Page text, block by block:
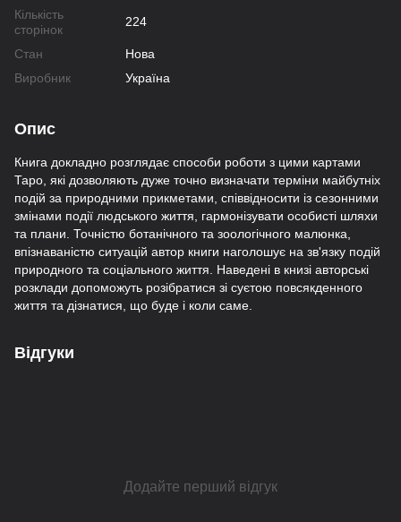
Кількість
сторінок
224
Стан
Нова
Виробник
Україна
Опис
Книга докладно розглядає способи роботи з цими картами
Таро, які дозволяють дуже точно визначати терміни майбутніх
подій за природними прикметами, співвідносити із сезонними
змінами події людського життя, гармонізувати особисті шляхи
та плани. Точністю ботанічного та зоологічного малюнка,
впізнаваністю ситуацій автор книги наголошує на зв'язку подій
природного та соціального життя. Наведені в книзі авторські
розклади допоможуть розібратися зі суєтою повсякденного
життя та дізнатися, що буде і коли саме.
Відгуки
Додайте перший відгук